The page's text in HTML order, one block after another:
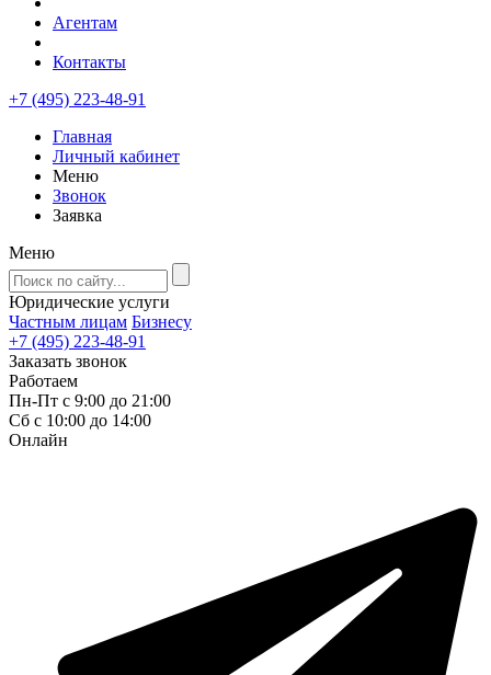
Агентам
Контакты
+7 (495) 223-48-91
Главная
Личный кабинет
Меню
Звонок
Заявка
Меню
Юридические услуги
Частным лицам Бизнесу
+7 (495) 223-48-91
Заказать звонок
Работаем
Пн-Пт с 9:00 до 21:00
Сб с 10:00 до 14:00
Онлайн